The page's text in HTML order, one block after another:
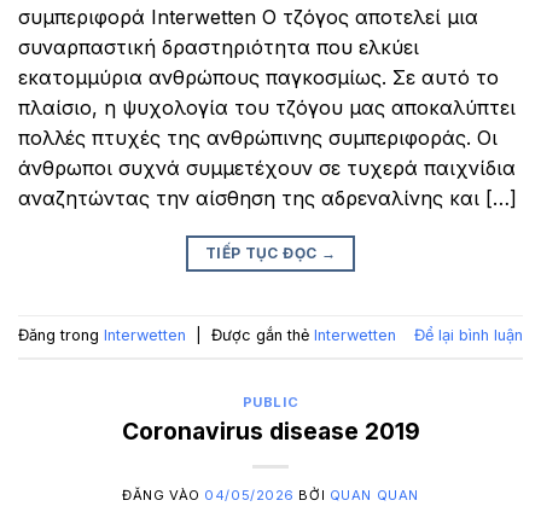
συμπεριφορά Interwetten Ο τζόγος αποτελεί μια
συναρπαστική δραστηριότητα που ελκύει
εκατομμύρια ανθρώπους παγκοσμίως. Σε αυτό το
πλαίσιο, η ψυχολογία του τζόγου μας αποκαλύπτει
πολλές πτυχές της ανθρώπινης συμπεριφοράς. Οι
άνθρωποι συχνά συμμετέχουν σε τυχερά παιχνίδια
αναζητώντας την αίσθηση της αδρεναλίνης και […]
TIẾP TỤC ĐỌC →
Đăng trong Interwetten Được gắn thẻ Interwetten Để lại bình luận
PUBLIC
Coronavirus disease 2019
ĐĂNG VÀO 04/05/2026 BỞI QUAN QUAN